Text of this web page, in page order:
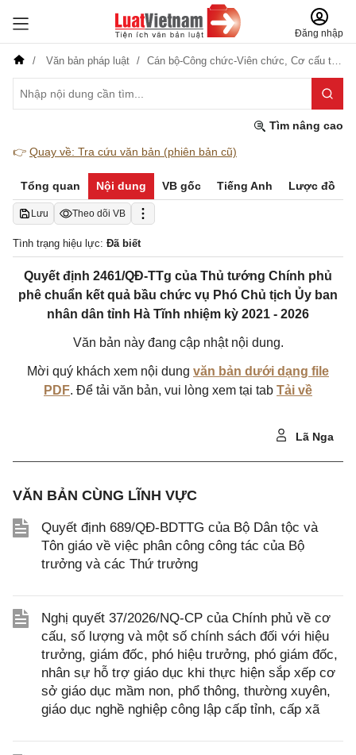
Đăng nhập
Văn bản pháp luật Cán bộ-Công chức-Viên chức, Cơ cấu tổ chức
Tìm nâng cao
👉 Quay về: Tra cứu văn bản (phiên bản cũ)
Tổng quan Nội dung VB gốc Tiếng Anh Lược đồ
Lưu Theo dõi VB
Tình trạng hiệu lực: Đã biết
Quyết định 2461/QĐ-TTg của Thủ tướng Chính phủ
phê chuẩn kết quả bầu chức vụ Phó Chủ tịch Ủy ban
nhân dân tỉnh Hà Tĩnh nhiệm kỳ 2021 - 2026
Văn bản này đang cập nhật nội dung.
Mời quý khách xem nội dung văn bản dưới dạng file
PDF. Để tải văn bản, vui lòng xem tại tab Tải về
Lã Nga
VĂN BẢN CÙNG LĨNH VỰC
Quyết định 689/QĐ-BDTTG của Bộ Dân tộc và
Tôn giáo về việc phân công công tác của Bộ
trưởng và các Thứ trưởng
Nghị quyết 37/2026/NQ-CP của Chính phủ về cơ
cấu, số lượng và một số chính sách đối với hiệu
trưởng, giám đốc, phó hiệu trưởng, phó giám đốc,
nhân sự hỗ trợ giáo dục khi thực hiện sắp xếp cơ
sở giáo dục mầm non, phổ thông, thường xuyên,
giáo dục nghề nghiệp công lập cấp tỉnh, cấp xã